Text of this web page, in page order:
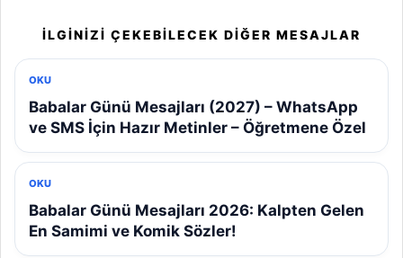
İLGINIZI ÇEKEBILECEK DIĞER MESAJLAR
OKU
Babalar Günü Mesajları (2027) – WhatsApp
ve SMS İçin Hazır Metinler – Öğretmene Özel
OKU
Babalar Günü Mesajları 2026: Kalpten Gelen
En Samimi ve Komik Sözler!